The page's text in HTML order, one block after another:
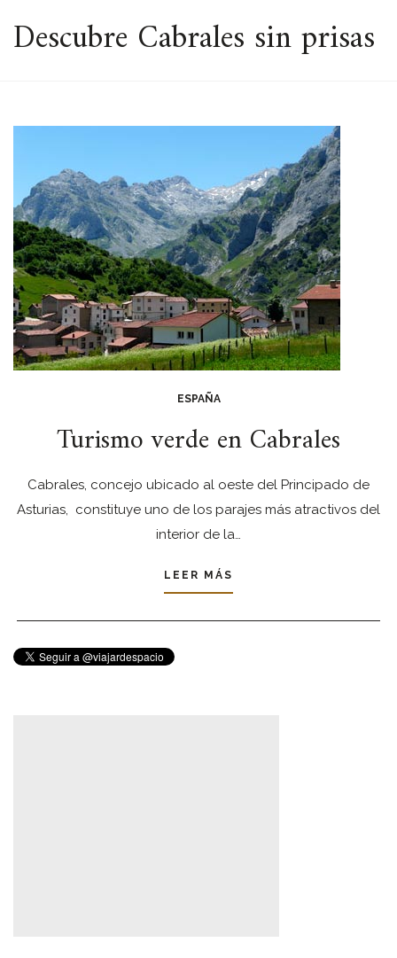
ESPACIO
Descubre Cabrales sin prisas
ESPAÑA
Turismo verde en Cabrales
Cabrales, concejo ubicado al oeste del Principado de
Asturias, constituye uno de los parajes más atractivos del
interior de la…
LEER MÁS